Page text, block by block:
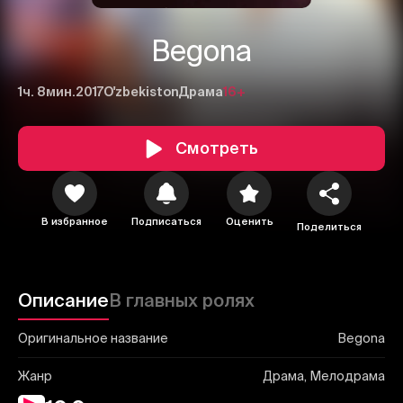
Begona
1ч. 8мин.2017O'zbekistonДрама16+
Смотреть
В избранное Подписаться Оценить Поделиться
ОписаниеВ главных ролях
Оригинальное название Begona
Жанр Драма, Мелодрама
1 2 3
Отправить
Отменить Авторизоваться